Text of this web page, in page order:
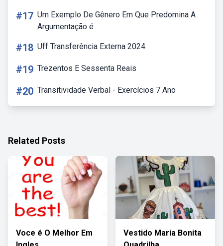
#17 Um Exemplo De Gênero Em Que Predomina A
Argumentação é
#18 Uff Transferência Externa 2024
#19 Trezentos E Sessenta Reais
#20 Transitividade Verbal - Exercícios 7 Ano
Related Posts
Voce é O Melhor Em
Vestido Maria Bonita